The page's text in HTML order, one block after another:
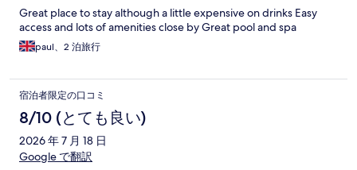
Great place to stay although a little expensive on drinks Easy
access and lots of amenities close by Great pool and spa
paul、2 泊旅行
宿泊者限定の口コミ
8/10 (とても良い)
2026 年 7 月 18 日
Google で翻訳